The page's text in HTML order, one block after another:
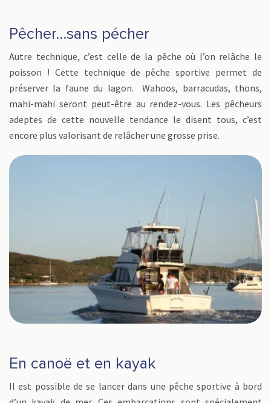
Pêcher…sans pécher
Autre technique, c’est celle de la pêche où l’on relâche le
poisson ! Cette technique de pêche sportive permet de
préserver la faune du lagon. Wahoos, barracudas, thons,
mahi-mahi seront peut-être au rendez-vous. Les pêcheurs
adeptes de cette nouvelle tendance le disent tous, c’est
encore plus valorisant de relâcher une grosse prise.
En canoë et en kayak
Il est possible de se lancer dans une pêche sportive à bord